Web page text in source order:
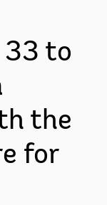
33 to
the
for